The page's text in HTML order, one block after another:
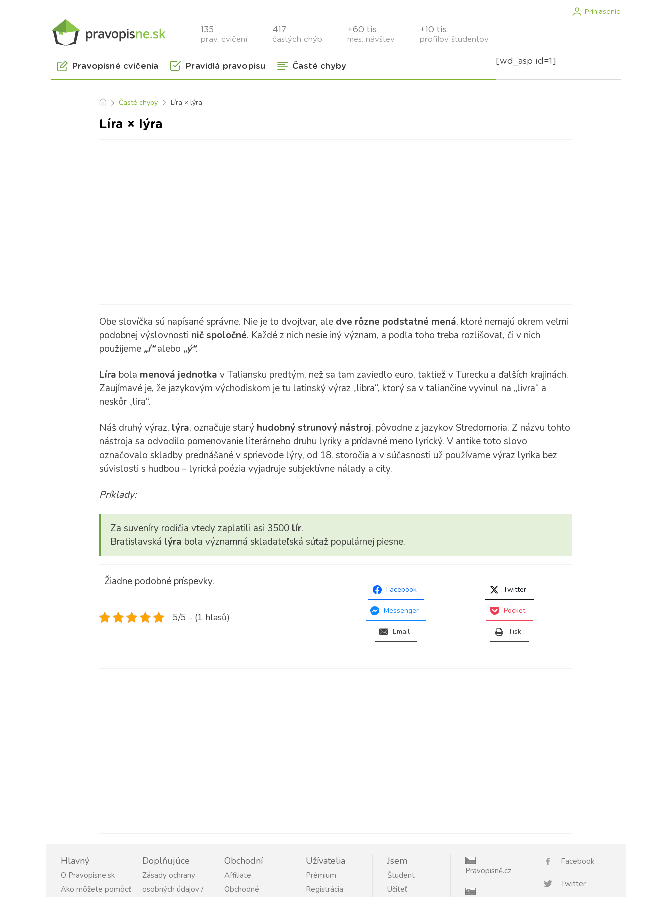
Prihlásenie
135
prav. cvičení
417
častých chýb
+60 tis.
mes. návštev
+10 tis.
profilov študentov
Pravopisné cvičenia Pravidlá pravopisu Časté chyby
[wd_asp id=1]
Časté chyby Líra × lýra
Líra × lýra
Obe slovíčka sú napísané správne. Nie je to dvojtvar, ale dve rôzne podstatné mená, ktoré nemajú okrem veľmi
podobnej výslovnosti nič spoločné. Každé z nich nesie iný význam, a podľa toho treba rozlišovať, či v nich
použijeme „í“alebo „ý“.
Líra bola menová jednotka v Taliansku predtým, než sa tam zaviedlo euro, taktiež v Turecku a ďalších krajinách.
Zaujímavé je, že jazykovým východiskom je tu latinský výraz „libra“, ktorý sa v taliančine vyvinul na „livra“ a
neskôr „lira“.
Náš druhý výraz, lýra, označuje starý hudobný strunový nástroj, pôvodne z jazykov Stredomoria. Z názvu tohto
nástroja sa odvodilo pomenovanie literárneho druhu lyriky a prídavné meno lyrický. V antike toto slovo
označovalo skladby prednášané v sprievode lýry, od 18. storočia a v súčasnosti už používame výraz lyrika bez
súvislosti s hudbou – lyrická poézia vyjadruje subjektívne nálady a city.
Príklady:
Za suveníry rodičia vtedy zaplatili asi 3500lír.
Bratislavská lýra bola významná skladateľská súťaž populárnej piesne.
Žiadne podobné príspevky.
Facebook Twitter
Messenger Pocket
Email Tisk
5/5 - (1 hlasů)
Hlavný
O Pravopisne.sk
Ako môžete pomôcť
Doplňujúce
Zásady ochrany
osobných údajov /
Obchodní
Affiliate
Obchodné
Užívatelia
Prémium
Registrácia
Jsem
Študent
Učiteľ
Pravopisně.cz
Facebook
Twitter